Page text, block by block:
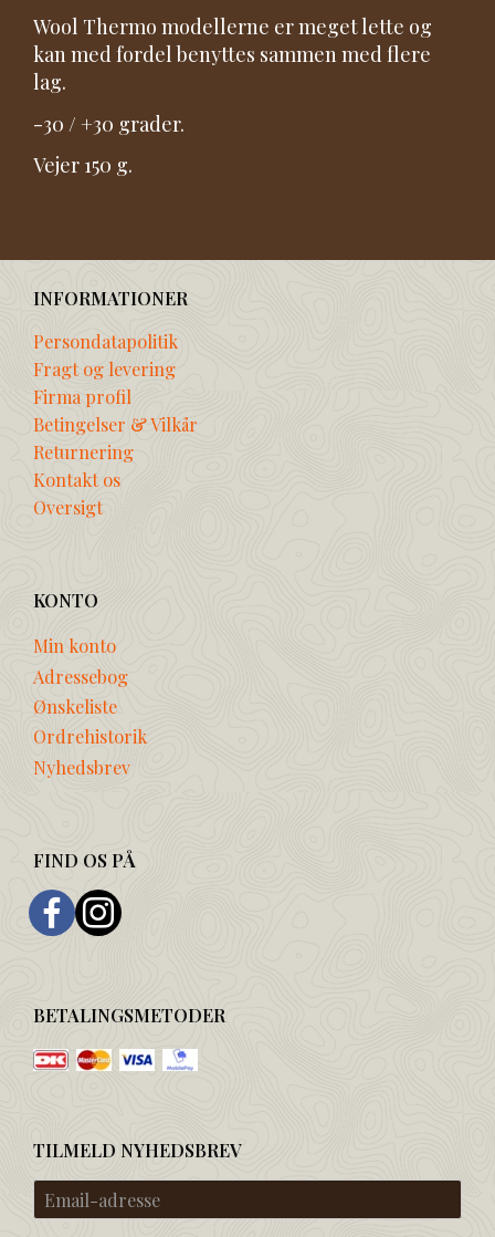
Wool Thermo modellerne er meget lette og
kan med fordel benyttes sammen med flere
lag.
-30 / +30 grader.
Vejer 150 g.
INFORMATIONER
Persondatapolitik
Fragt og levering
Firma profil
Betingelser & Vilkår
Returnering
Kontakt os
Oversigt
KONTO
Min konto
Adressebog
Ønskeliste
Ordrehistorik
Nyhedsbrev
FIND OS PÅ
BETALINGSMETODER
TILMELD NYHEDSBREV
Email-
adresse